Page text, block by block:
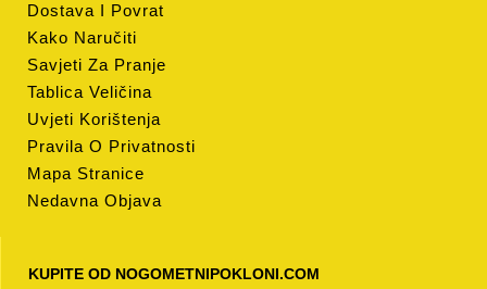
Dostava I Povrat
Kako Naručiti
Savjeti Za Pranje
Tablica Veličina
Uvjeti Korištenja
Pravila O Privatnosti
Mapa Stranice
Nedavna Objava
KUPITE OD NOGOMETNIPOKLONI.COM